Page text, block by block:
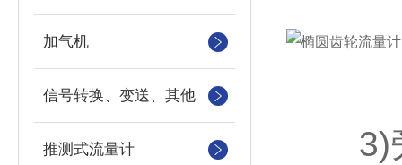
加气机
信号转换、变送、其他
推测式流量计
3)旁